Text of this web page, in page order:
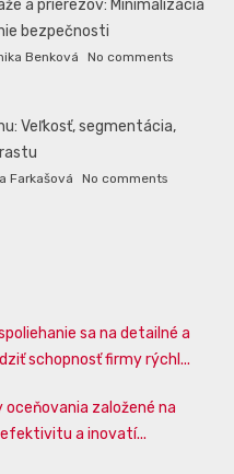
a prierezov: Minimalizácia
bezpečnosti
Benková No comments
Veľkosť, segmentácia,
Farkašová No comments
sa na detailné a
schopnosť firmy rýchl...
oceňovania založené na
a inovatí...